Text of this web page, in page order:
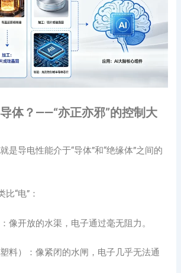
体？——“亦正亦邪”的控制大
是导电性能介于“导体”和“绝缘体”之间的
“电”：
像开放的水渠，电子通过毫无阻力。
料）：像紧闭的水闸，电子几乎无法通